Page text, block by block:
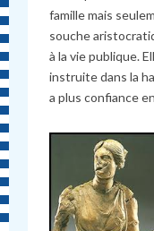
famille mais
souche
à la vie publique.
instruite dans la
a plus confiance